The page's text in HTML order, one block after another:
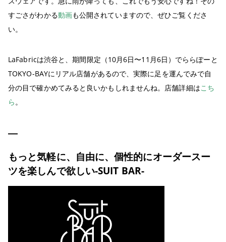
すごさがわかる動画も公開されていますので、ぜひご覧くださ
い。
LaFabricは渋谷と、期間限定（10月6日〜11月6日）でららぽーと
TOKYO-BAYにリアル店舗があるので、実際に足を運んでみで自
分の目で確かめてみると良いかもしれませんね。店舗詳細はこち
ら。
もっと気軽に、自由に、個性的にオーダースー
ツを楽しんで欲しい-SUIT BAR-